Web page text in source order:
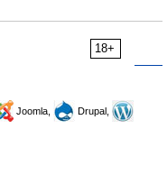
18+
Joomla,
Drupal,